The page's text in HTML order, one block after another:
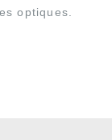
optiques.